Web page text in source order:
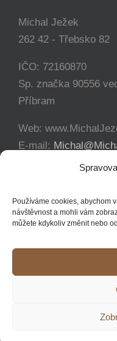
Používáme cookies, abychom
návštěvnost a mohli vám
můžete kdykoliv změnit nebo
Michal Ježek
262 42 - Třebsko 82
IČO: 72160870
Sp. značka 90556
Příbram
Web:
E-mail:
+420 777